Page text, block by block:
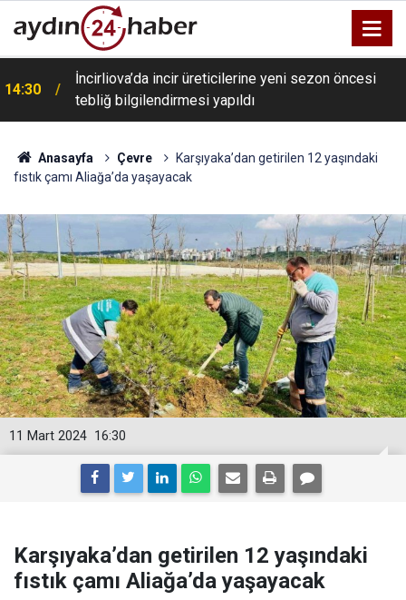
14:30
İncirliova’da incir üreticilerine yeni sezon öncesi
tebliğ bilgilendirmesi yapıldı
Anasayfa Çevre
Karşıyaka’dan getirilen 12 yaşındaki
fıstık çamı Aliağa’da yaşayacak
16:30
11 Mart 2024
Karşıyaka’dan getirilen 12 yaşındaki
fıstık çamı Aliağa’da yaşayacak